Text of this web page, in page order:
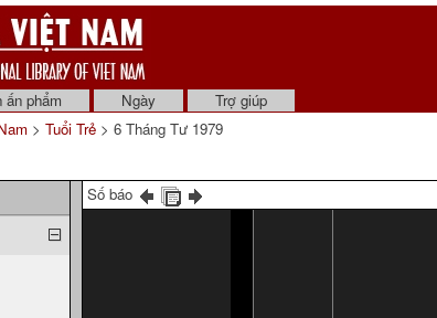
ấn phẩm Ngày
Trợ giúp
> Tuổi Trẻ > 6 Tháng Tư 1979
Số báo